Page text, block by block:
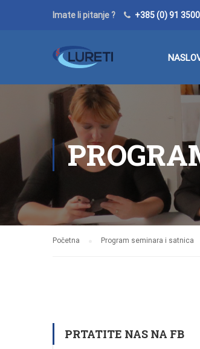
Imate li pitanje ? +385 (0) 91
Početna Program seminara i satnica
PRTATITE NAS NA FB